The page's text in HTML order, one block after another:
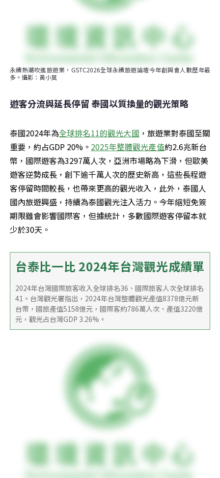
永續熱潮吹進旅遊業，GSTC2026全球永續旅遊論壇今年創與會人數歷年最
多。攝影：黃小莫
遊客分流與延長停留 泰國以質換量的觀光策略
泰國2024年為全球排名11的觀光大國 ，旅遊業對泰國至關
重要，約占GDP 20%。 2025年整體觀光產值約2.6兆新台
幣，國際遊客為3297萬人次，亞洲市場略為下滑，但歐美
遊客逆勢成長，創下逾千萬人次的歷史新高，這些長程遊
客停留時間較長，也帶來更高的觀光收入，此外，泰國人
國內旅遊興盛，持續為泰國觀光注入活力。今年縮短免簽
期限雖會影響國際客，但據統計，多數國際遊客停留本就
少於30天。
台泰比一比 2024年台灣觀光成績單
2024年台灣國際旅客收入全球排名36、國際旅客人次全球排名
41。台灣觀光署指出，2024年台灣整體觀光產值8378億元新
台幣，國旅產值5158億元，國際客約786萬人次、產值3220億
元，觀光占台灣GDP 3.26%。